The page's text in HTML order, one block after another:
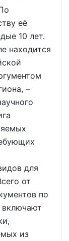
её
10 лет.
находится
–
для
от
по
включают
из